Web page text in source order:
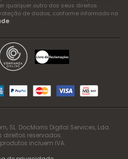
qualquer outro dos seus direitos
de dados, conforme informado na
.
SL. DocMorris Digital Services, Lda.
direitos reservados.
incluem IVA.